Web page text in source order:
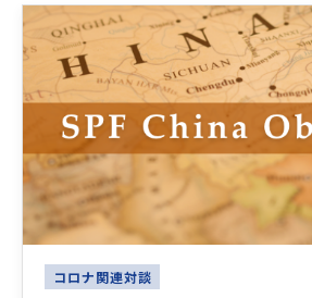
Latest News
コロナ関連対談